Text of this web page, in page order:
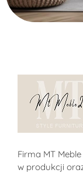
Firma MT
w produkcji